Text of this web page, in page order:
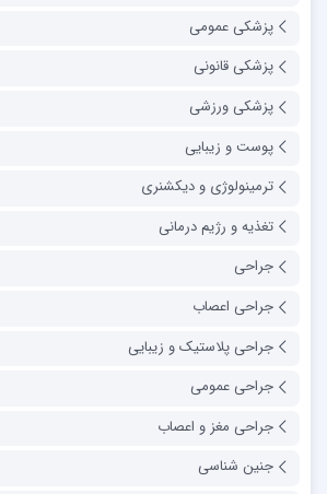
پزشکی عمومی
پزشکی قانونی
پزشکی ورزشی
پوست و زیبایی
ترمینولوژی و دیکشنری
تغذیه و رژیم درمانی
جراحی
جراحی اعصاب
جراحی پلاستیک و زیبایی
جراحی عمومی
جراحی مغز و اعصاب
جنین شناسی